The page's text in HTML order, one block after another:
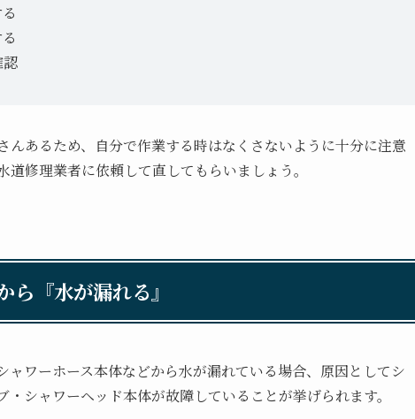
認
あるため、自分で作業する時はなくさないように十分に注意
修理業者に依頼して直してもらいましょう。
『水が漏れる』
ワーホース本体などから水が漏れている場合、原因としてシ
シャワーヘッド本体が故障していることが挙げられます。